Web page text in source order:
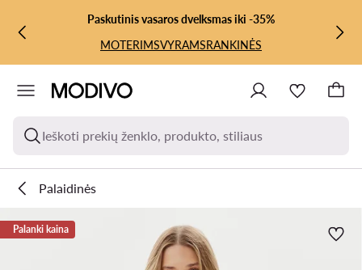
PEREITI PRIE PAGRINDINIO TURINIO
PEREITI Į PAIEŠKĄPaskutinis vasaros dvelksmas iki -35%
MOTERIMSVYRAMSRANKINĖS
Ieškoti prekių ženklo, produkto, stiliaus
Palaidinės
Palanki kaina